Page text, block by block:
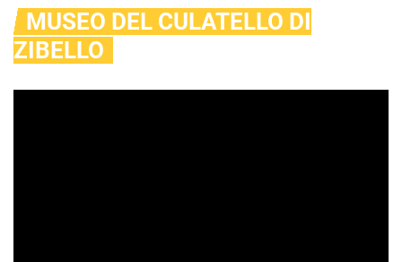
MUSEO DEL CULATELLO DI
ZIBELLO